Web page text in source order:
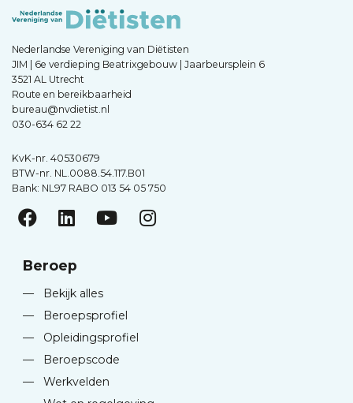
Nederlandse Vereniging van Diëtisten
JIM | 6e verdieping Beatrixgebouw | Jaarbeursplein 6
3521 AL Utrecht
Route en bereikbaarheid
bureau@nvdietist.nl
030-634 62 22
KvK-nr. 40530679
BTW-nr. NL.0088.54.117.B01
Bank: NL97 RABO 013 54 05 750
Beroep
—
Bekijk alles
—
Beroepsprofiel
—
Opleidingsprofiel
—
Beroepscode
—
Werkvelden